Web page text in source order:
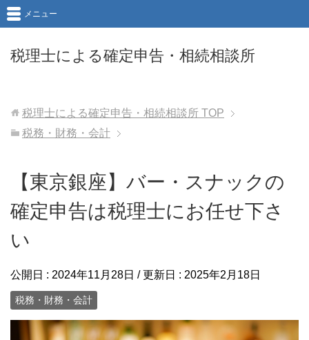
税理士による確定申告・相続相談所
メニュー
税理士による確定申告・相続相談所 TOP
税務・財務・会計
【東京銀座】バー・スナックの
確定申告は税理士にお任せ下さ
い
公開日 : 2024年11月28日 / 更新日 : 2025年2月18日
税務・財務・会計